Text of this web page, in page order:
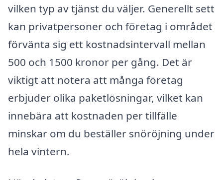
vilken typ av tjänst du väljer. Generellt sett
kan privatpersoner och företag i området
förvänta sig ett kostnadsintervall mellan
500 och 1500 kronor per gång. Det är
viktigt att notera att många företag
erbjuder olika paketlösningar, vilket kan
innebära att kostnaden per tillfälle
minskar om du beställer snöröjning under
hela vintern.